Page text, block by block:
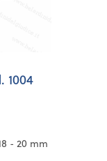
1004
- 20 mm